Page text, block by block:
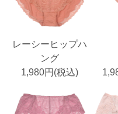
レーシーヒップハ
ング
1,980円(税込)